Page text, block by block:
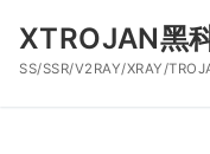
XTROJAN黑
SS/SSR/V2RAY/XRAY/